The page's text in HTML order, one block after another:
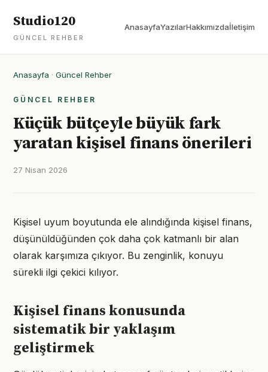
Studio120
GÜNCEL REHBER
AnasayfaYazılarHakkımızdaİletişim
Anasayfa · Güncel Rehber
GÜNCEL REHBER
Küçük bütçeyle büyük fark
yaratan kişisel finans önerileri
27 Nisan 2026
Kişisel uyum boyutunda ele alındığında kişisel finans,
düşünüldüğünden çok daha çok katmanlı bir alan
olarak karşımıza çıkıyor. Bu zenginlik, konuyu
sürekli ilgi çekici kılıyor.
Kişisel finans konusunda
sistematik bir yaklaşım
geliştirmek